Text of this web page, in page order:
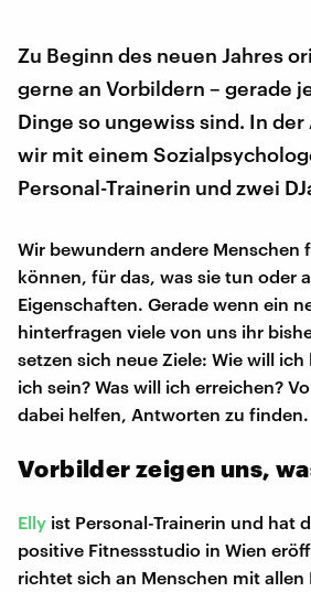
Zu Beginn des neuen Jahres
gerne an Vorbildern – gerade
Dinge so ungewiss sind. In der
wir mit einem
Personal-Trainerin und zwei
Wir bewundern andere Menschen
können, für das, was sie tun oder
Eigenschaften. Gerade wenn ein
hinterfragen viele von uns ihr
setzen sich neue Ziele: Wie will
ich sein? Was will ich erreichen?
dabei helfen, Antworten zu finden.
Vorbilder zeigen uns,
Elly ist Personal-Trainerin und hat
positive Fitnessstudio in Wien
richtet sich an Menschen mit allen